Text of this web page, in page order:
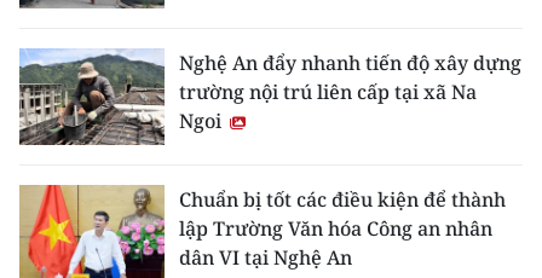
Nghệ An đẩy nhanh tiến độ xây dựng
trường nội trú liên cấp tại xã Na
Ngoi
Chuẩn bị tốt các điều kiện để thành
lập Trường Văn hóa Công an nhân
dân VI tại Nghệ An